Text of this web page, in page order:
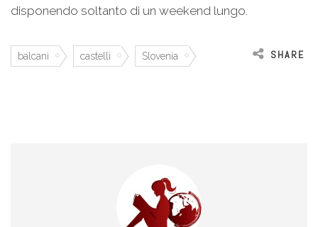
disponendo soltanto di un weekend lungo.
balcani castelli Slovenia SHARE